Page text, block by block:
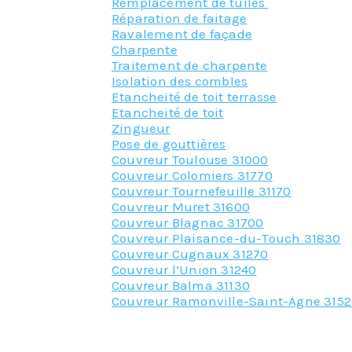
Réparation de faitage
Ravalement de façade
Charpente
Traitement de charpente
Isolation des combles
Etancheité de toit terrasse
Etancheité de toit
Zingueur
Pose de gouttières
Couvreur Toulouse 31000
Couvreur Colomiers 31770
Couvreur Tournefeuille 31170
Couvreur Muret 31600
Couvreur Blagnac 31700
Couvreur Plaisance-du-Touch 31830
Couvreur Cugnaux 31270
Couvreur l’Union 31240
Couvreur Balma 31130
Couvreur Ramonville-Saint-Agne